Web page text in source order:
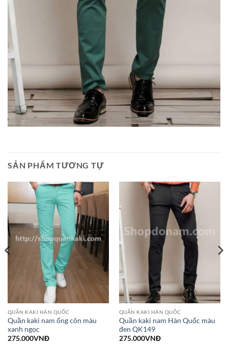
SẢN PHẨM TƯƠNG TỰ
QUẦN KAKI HÀN QUỐC
Quần kaki nam ống côn màu
xanh ngọc
275.000VNĐ
QUẦN KAKI HÀN QUỐC
Quần kaki nam Hàn Quốc màu
đen QK149
275.000VNĐ